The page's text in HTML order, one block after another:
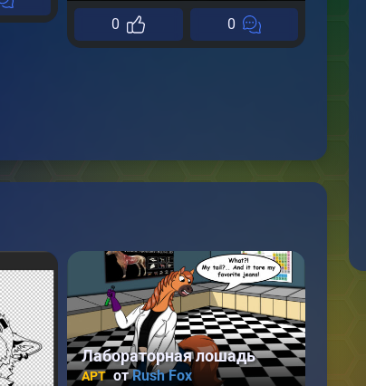
0 0
Лабораторная лошадь
АРТ отRush Fox